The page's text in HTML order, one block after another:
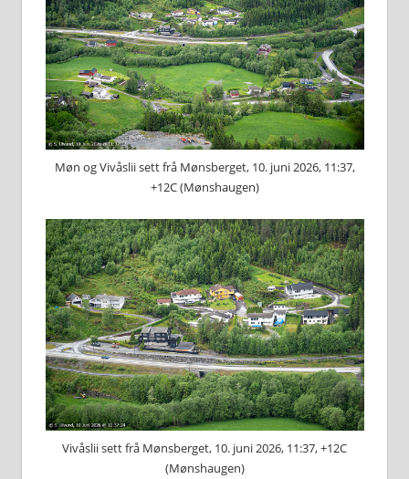
Møn og Vivåslii sett frå Mønsberget, 10. juni 2026, 11:37,
+12C (Mønshaugen)
Vivåslii sett frå Mønsberget, 10. juni 2026, 11:37, +12C
(Mønshaugen)